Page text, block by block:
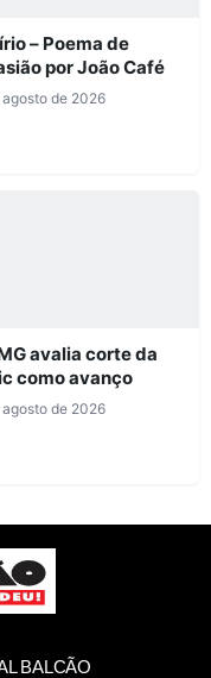
– Poema de
por João Café
agosto de 2026
avalia corte da
como avanço
agosto de 2026
BALCÃO